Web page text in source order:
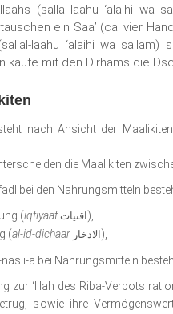
(sallal-laahu ‘alaihi wa
tauschen ein Saa’ (ca. vier
laahu ‘alaihi wa
kaufe mit den Dirhams die
nach Ansicht der
die Maalikiten
bei den Nahrungsmitteln
(iqtiyaatاقتيات ),
(al-id-dichaar الادخار ),
nasii-a bei Nahrungsmitteln
zur ‘Illah des Riba-Verbots
sowie ihre